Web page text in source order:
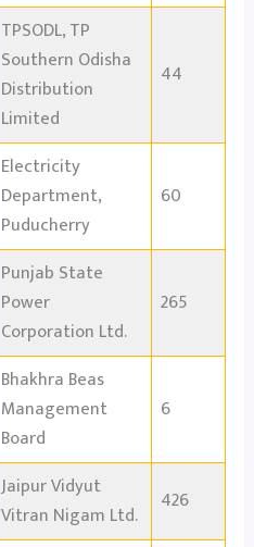
TPSODL, TP
Southern Odisha
Distribution
Limited
44
Electricity
Department,
Puducherry
60
Punjab State
Power
Corporation Ltd.
265
Bhakhra Beas
Management
Board
6
Jaipur Vidyut
Vitran Nigam Ltd.
426